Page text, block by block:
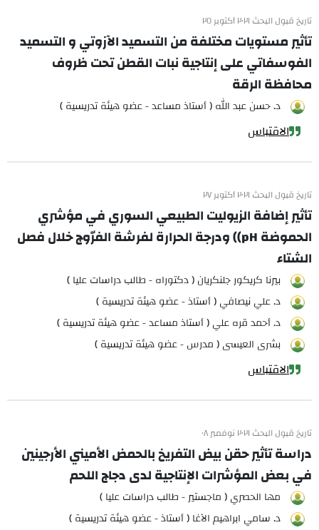
تاريخ قبول البحث ٢٠٢١ أكتوبر ٢٥
تأثير مستويات مختلفة من التسميد الآزوتي و التسميد
الفوسفاتي على إنتاجية نبات القطن تحت ظروف
محافظة الرقة
د. حسن عبد الله ( أستاذ مساعد - عضو هيئة تدريسية )
الاقتباس
تاريخ قبول البحث ٢٠٢١ أكتوبر ٢٧
تأثير إضافة الزيوليت الطبيعي السوري في مؤشري
الحموضة pH)) ودرجة الحرارة لفرشة الفرّوج خلال فصل
الشتاء
بيرنا كريكور جلنكريان ( دكتوراه - طالب دراسات عليا )
د. علي نيصافي ( أستاذ - عضو هيئة تدريسية )
د. أحمد قره علي ( أستاذ مساعد - عضو هيئة تدريسية )
بشرى العيسى ( مدرس - عضو هيئة تدريسية )
الاقتباس
تاريخ قبول البحث ٢٠٢١ نوفمبر ٠٨
دراسة تأثير حقن بيض التفريخ بالحمض الأميني الأرجينين
في بعض المؤشرات الإنتاجية لدى دجاج اللحم
مها الحصري ( ماجستير - طالب دراسات عليا )
د. سامي ابراهيم الآغا ( أستاذ - عضو هيئة تدريسية )